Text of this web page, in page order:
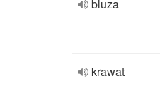
bluza
krawat